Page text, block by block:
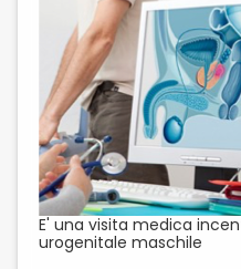
E' una visita medica
urogenitale maschile